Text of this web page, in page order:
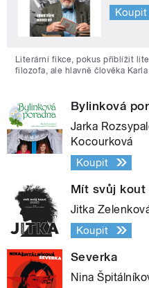
Koupit
Literární fikce, pokus přiblížit
filozofa, ale hlavně člověka
Bylinková
Jarka
Kocourková
Koupit
Mít svůj kout
Jitka
Koupit
Severka
Nina